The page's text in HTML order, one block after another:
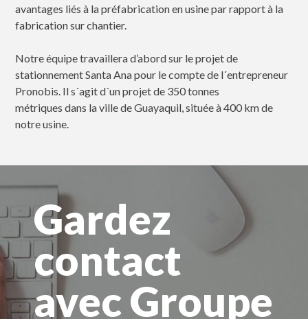
avantages liés à la préfabrication en usine par rapport à la
fabrication sur chantier.
Notre équipe travaillera d’abord sur le projet de
stationnement Santa Ana pour le compte de l´entrepreneur
Pronobis. Il s´agit d´un projet de 350 tonnes
métriques dans la ville de Guayaquil, située à 400 km de
notre usine.
Gardez
contact
avec Groupe